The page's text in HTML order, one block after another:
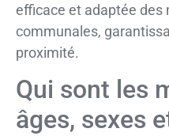
efficace et adaptée
communales,
proximité.
Qui sont les
âges, sexes